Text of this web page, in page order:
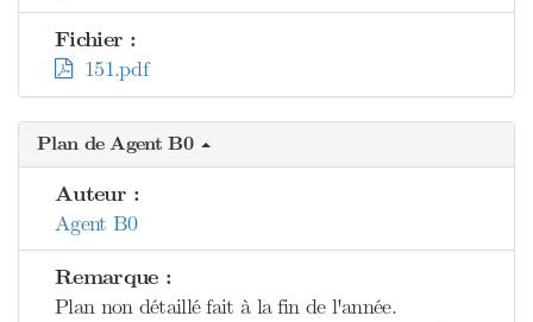
Fichier :
151.pdf
Plan de Agent B0
Auteur :
Agent B0
Remarque :
Plan non détaillé fait à la fin de l'année.